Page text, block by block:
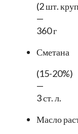
(2 шт.
—
360 г
Сметана
(15-20%)
—
3 ст. л.
Масло